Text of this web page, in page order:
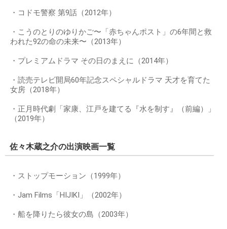
・コドモ警察 第9話（2012年）
・こうのとりのゆりかご〜「赤ちゃんポスト」の6年間と救
われた92の命の未来〜（2013年）
・プレミアムドラマ その日のまえに（2014年）
・読売テレビ開局60年記念スペシャルドラマ 天才を育てた
女房（2018年）
・正月時代劇「家康、江戸を建てる『水を制す』（前編）」
（2019年）
佐々木蔵之介の出演映画一覧
・ストップモーション（1999年）
・Jam Films「HIJIKI」（2002年）
・船を降りたら彼女の島（2003年）